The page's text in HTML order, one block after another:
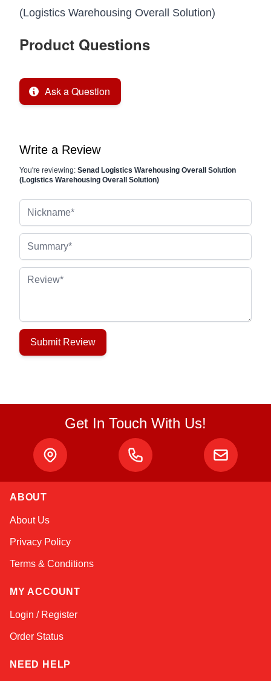
(Logistics Warehousing Overall Solution)
Product Questions
Ask a Question
Write a Review
You're reviewing: Senad Logistics Warehousing Overall Solution
(Logistics Warehousing Overall Solution)
Review
Submit Review
Get In Touch With Us!
ABOUT
About Us
Privacy Policy
Terms & Conditions
MY ACCOUNT
Login / Register
Order Status
NEED HELP